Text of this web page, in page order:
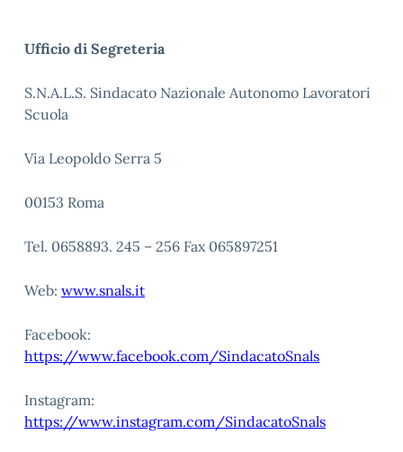
Ufficio di Segreteria
S.N.A.L.S. Sindacato Nazionale Autonomo Lavoratori
Scuola
Via Leopoldo Serra 5
00153 Roma
Tel. 0658893. 245 – 256 Fax 065897251
Web: www.snals.it
Facebook:
https://www.facebook.com/SindacatoSnals
Instagram:
https://www.instagram.com/SindacatoSnals